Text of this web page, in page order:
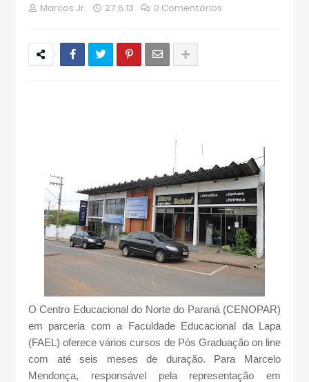
Marcos Jr. 27.6.13 0 Comentários
O Centro Educacional do Norte do Paraná (CENOPAR)
em parceria com a Faculdade Educacional da Lapa
(FAEL) oferece vários cursos de Pós Graduação on line
com até seis meses de duração. Para Marcelo
Mendonça, responsável pela representação em